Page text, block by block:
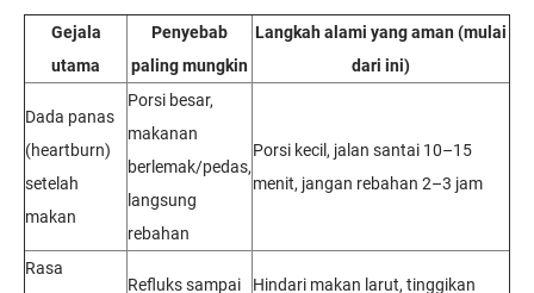
Gejala
utama
Penyebab
paling mungkin
Langkah alami yang aman (mulai
dari ini)
Dada panas
(heartburn)
setelah
makan
Porsi besar,
makanan
berlemak/pedas,
langsung
rebahan
Porsi kecil, jalan santai 10–15
menit, jangan rebahan 2–3 jam
Rasa
Refluks sampai Hindari makan larut, tinggikan